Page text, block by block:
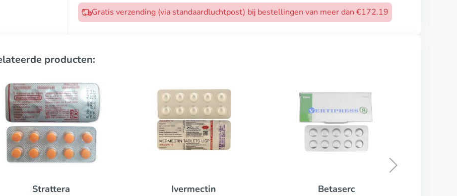
Gratis verzending (via standaardluchtpost) bij bestellingen van meer dan €172.19
producten:
Ivermectin Betaserc
Sleepose